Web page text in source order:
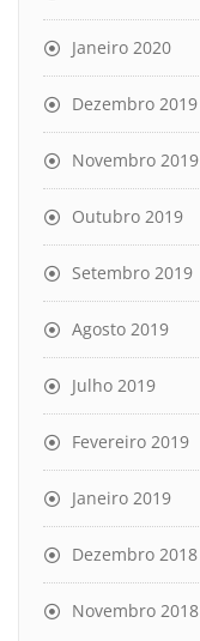
Janeiro 2020
Dezembro 2019
Novembro 2019
Outubro 2019
Setembro 2019
Agosto 2019
Julho 2019
Fevereiro 2019
Janeiro 2019
Dezembro 2018
Novembro 2018